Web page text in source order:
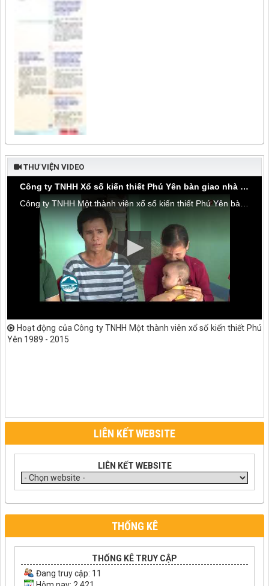
THƯ VIỆN VIDEO
Công ty TNHH Xổ số kiến thiết Phú Yên bàn giao nhà tình thương tại thôn Hòa Đa, xã An Mỹ
Công ty TNHH Một thành viên xổ số kiến thiết Phú Yên bàn giao nhà tình thương tại thôn Hòa Đa, xã An Mỹ, huyện Tuy An
Hoạt động của Công ty TNHH Một thành viên xổ số kiến thiết Phú
Yên 1989 - 2015
LIÊN KẾT WEBSITE
LIÊN KẾT WEBSITE
THỐNG KÊ
THỐNG KÊ TRUY CẬP
Đang truy cập: 11